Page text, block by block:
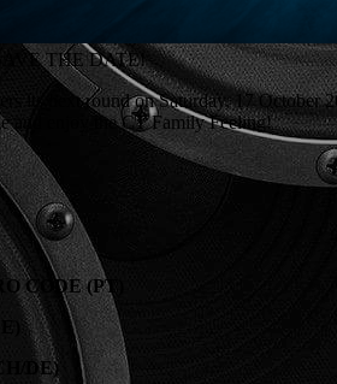
THE DATE!
its next round on Saturday, 17 October
and enjoy the CT Family Feeling!
CODE (PT)
DE)